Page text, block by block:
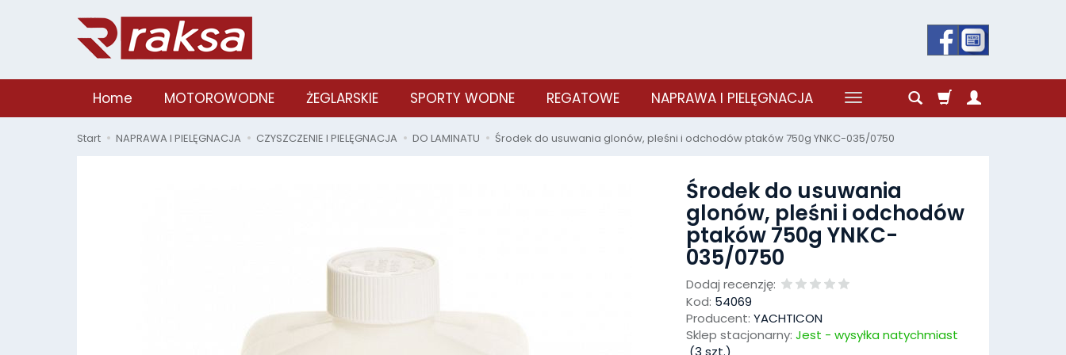
Home MOTOROWODNE ŻEGLARSKIE SPORTY WODNE REGATOWE NAPRAWA I PIELĘGNACJA
Start NAPRAWA I PIELĘGNACJA CZYSZCZENIE I PIELĘGNACJA DO LAMINATU Środek do usuwania glonów, pleśni i odchodów ptaków 750g YNKC-035/0750
Środek do usuwania
glonów, pleśni i odchodów
ptaków 750g YNKC-
035/0750
Dodaj recenzję:
Kod: 54069
Producent: YACHTICON
Sklep stacjonarny: Jest - wysyłka natychmiast
(3 szt.)